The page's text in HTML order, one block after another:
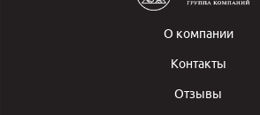
О компании
Контакты
Отзывы